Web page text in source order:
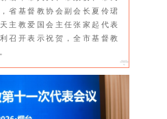
省基督教协会副会长夏伶珺
主教爱国会主任张家起代表
召开表示祝贺，全市基督教